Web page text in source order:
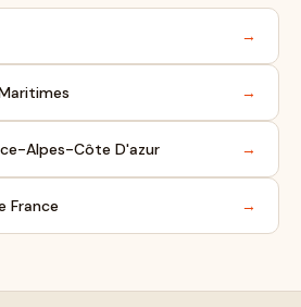
→
→
Alpes-Côte D'azur →
France →